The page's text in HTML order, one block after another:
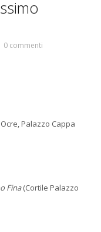
0 commenti
Palazzo Cappa
Fina(Cortile Palazzo